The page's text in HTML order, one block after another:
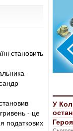
становить
- це
податкових
У